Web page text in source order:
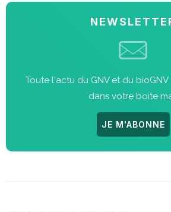
Toute l'actu du GNV et du
dans votre boite
JE M'ABONNE